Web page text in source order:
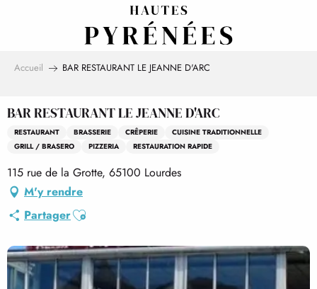
Accueil BAR RESTAURANT LE JEANNE D'ARC
BAR RESTAURANT LE JEANNE D'ARC
RESTAURANT BRASSERIE CRÊPERIE
CUISINE TRADITIONNELLE
GRILL / BRASERO
PIZZERIA RESTAURATION RAPIDE
115 rue de la Grotte, 65100 Lourdes
M'y rendre
PartagerAjouter aux favoris